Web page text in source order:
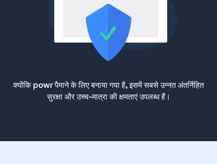
क्योंकि powr पैमाने के लिए बनाया गया है, इसमें सबसे उन्नत अंतर्निहित
सुरक्षा और उच्च-मात्रा की क्षमताएं उपलब्ध हैं।